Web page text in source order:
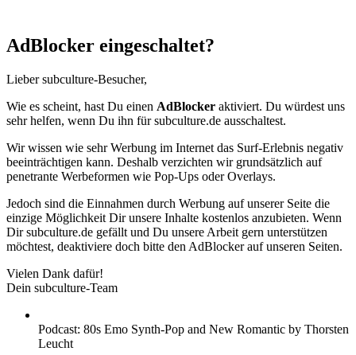
AdBlocker eingeschaltet?
Lieber subculture-Besucher,
Wie es scheint, hast Du einen AdBlocker aktiviert. Du würdest uns
sehr helfen, wenn Du ihn für subculture.de ausschaltest.
Wir wissen wie sehr Werbung im Internet das Surf-Erlebnis negativ
beeinträchtigen kann. Deshalb verzichten wir grundsätzlich auf
penetrante Werbeformen wie Pop-Ups oder Overlays.
Jedoch sind die Einnahmen durch Werbung auf unserer Seite die
einzige Möglichkeit Dir unsere Inhalte kostenlos anzubieten. Wenn
Dir subculture.de gefällt und Du unsere Arbeit gern unterstützen
möchtest, deaktiviere doch bitte den AdBlocker auf unseren Seiten.
Vielen Dank dafür!
Dein subculture-Team
Podcast: 80s Emo Synth-Pop and New Romantic by Thorsten
Leucht